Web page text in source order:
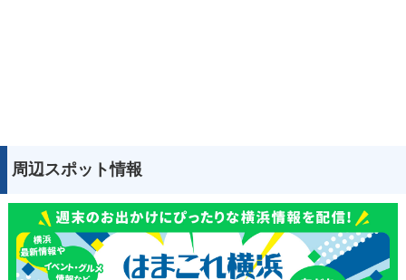
周辺スポット情報